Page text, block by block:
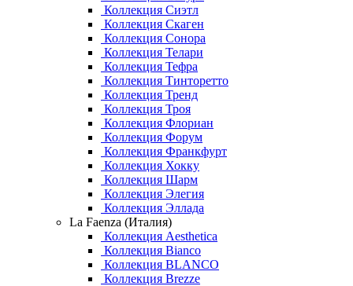
Коллекция Сиэтл
Коллекция Скаген
Коллекция Сонора
Коллекция Телари
Коллекция Тефра
Коллекция Тинторетто
Коллекция Тренд
Коллекция Троя
Коллекция Флориан
Коллекция Форум
Коллекция Франкфурт
Коллекция Хокку
Коллекция Шарм
Коллекция Элегия
Коллекция Эллада
La Faenza (Италия)
Коллекция Aesthetica
Коллекция Bianco
Коллекция BLANCO
Коллекция Brezze